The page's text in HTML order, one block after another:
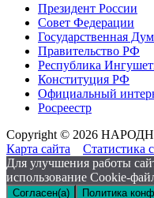
Президент России
Совет Федерации
Государственная
Правительство РФ
Республика
Конституция РФ
Официальный
Росреестр
Copyright © 2026
Карта сайта
Статистика
Для улучшения работы
использование Cookie-
Согласен(а) Политика